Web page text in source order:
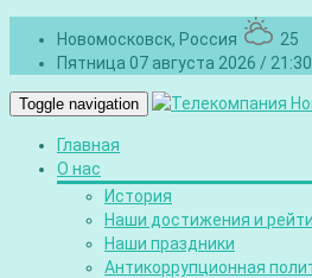
Новомосковск, Россия
25
Пятница 07 августа 2026 / 21:30
Toggle navigation
Главная
О нас
История
Наши достижения и
Наши праздники
Антикоррупционная